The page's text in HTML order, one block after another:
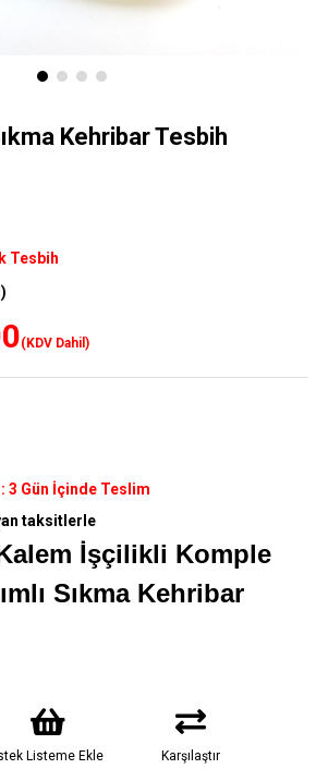
Kehribar Tesbih
Tesbih
(KDV Dahil)
: 3 Gün İçinde Teslim
taksitlerle
İşçilikli Komple
Sıkma Kehribar
Listeme Ekle Karşılaştır